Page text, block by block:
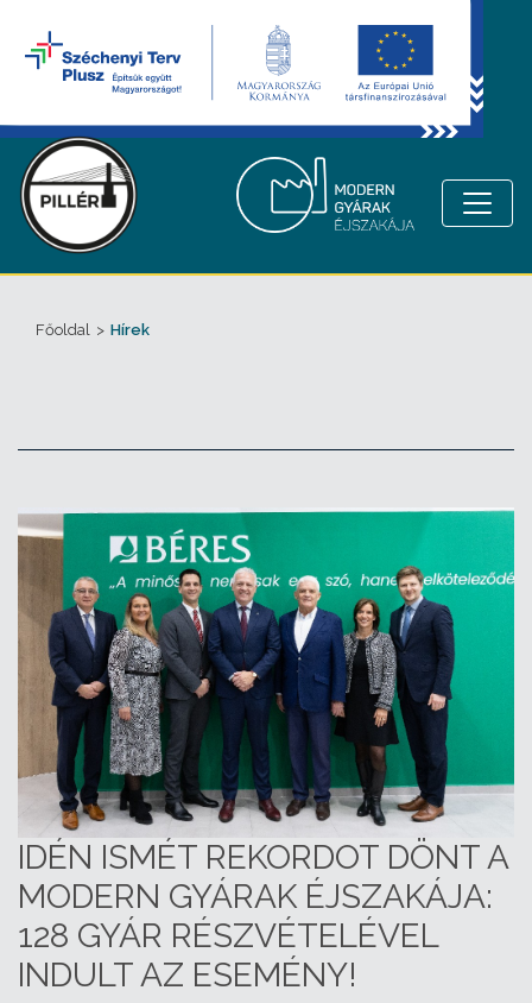
Főoldal > Hírek
IDÉN ISMÉT REKORDOT DÖNT A
MODERN GYÁRAK ÉJSZAKÁJA:
128 GYÁR RÉSZVÉTELÉVEL
INDULT AZ ESEMÉNY!